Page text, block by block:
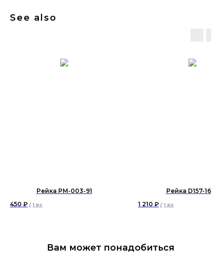
See also
Рейка PM-003-91
450 ₽ / 1 pc
Рейка D157-1629
1 210 ₽ / 1 pc
Вам может понадобиться